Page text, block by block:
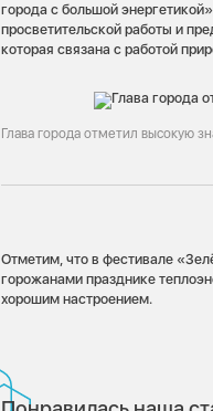
города с большой
просветительской работы и
которая связана с работой
Глава города отметил высокую
Отметим, что в фестивале
горожанами празднике
хорошим настроением.